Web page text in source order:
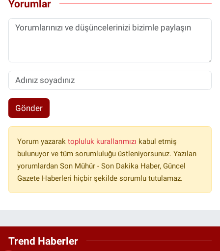
Yorumlar
Gönder
Yorum yazarak topluluk kurallarımızı kabul etmiş
bulunuyor ve tüm sorumluluğu üstleniyorsunuz. Yazılan
yorumlardan Son Mühür - Son Dakika Haber, Güncel
Gazete Haberleri hiçbir şekilde sorumlu tutulamaz.
Trend Haberler